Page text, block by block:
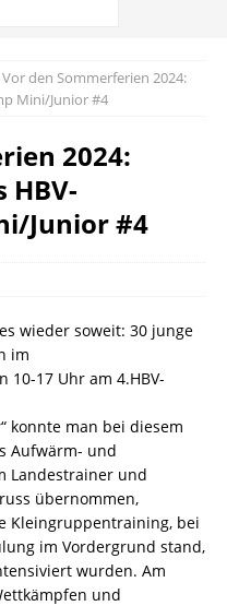
Vor den Sommerferien 2024:
Mini/Junior #4
2024:
Junior #4
wieder soweit: 30 junge
im
10-17 Uhr am 4.HBV-
konnte man bei diesem
Aufwärm- und
Landestrainer und
übernommen,
Kleingruppentraining, bei
im Vordergrund stand,
wurden. Am
und